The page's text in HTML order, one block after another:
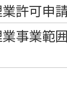
許可申
事業範